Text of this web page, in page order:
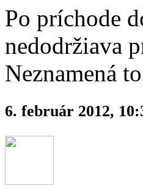
Po príchode
nedodržiava
Neznamená
6. február 2012,